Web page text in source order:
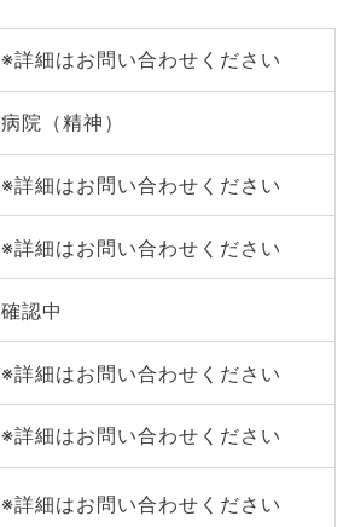
※詳細はお問い合わせください
病院（精神）
※詳細はお問い合わせください
※詳細はお問い合わせください
確認中
※詳細はお問い合わせください
※詳細はお問い合わせください
※詳細はお問い合わせください